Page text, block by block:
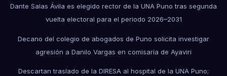
Dante Salas Ávila es elegido rector de la UNA Puno tras segunda
vuelta electoral para el periodo 2026–2031
Decano del colegio de abogados de Puno solicita investigar
agresión a Danilo Vargas en comisaría de Ayaviri
Descartan traslado de la DIRESA al hospital de la UNA Puno;